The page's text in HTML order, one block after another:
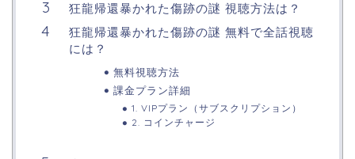
狂龍帰還暴かれた傷跡の謎 視聴方法は？
狂龍帰還暴かれた傷跡の謎 無料で全話視聴
には？
無料視聴方法
課金プラン詳細
1. VIPプラン（サブスクリプション）
2. コインチャージ